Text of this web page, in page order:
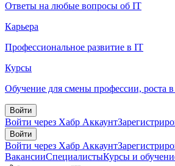
Ответы на любые вопросы об IT
Карьера
Профессиональное развитие в IT
Курсы
Обучение для смены профессии, роста в
Войти
Войти через Хабр Аккаунт
Войти
Войти через Хабр Аккаунт
ВакансииСпециалистыКурсы и